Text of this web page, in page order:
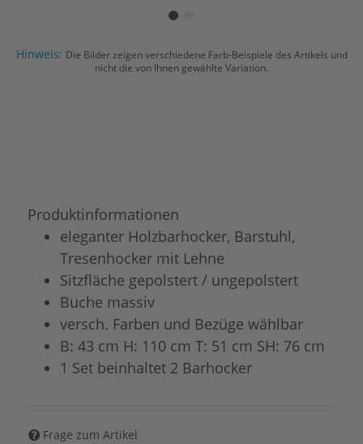
Hinweis: Die Bilder zeigen verschiedene Farb-Beispiele des Artikels und
nicht die von Ihnen gewählte Variation.
Produktinformationen
eleganter Holzbarhocker, Barstuhl,
Tresenhocker mit Lehne
Sitzfläche gepolstert / ungepolstert
Buche massiv
versch. Farben und Bezüge wählbar
B: 43 cm H: 110 cm T: 51 cm SH: 76 cm
1 Set beinhaltet 2 Barhocker
Frage zum Artikel